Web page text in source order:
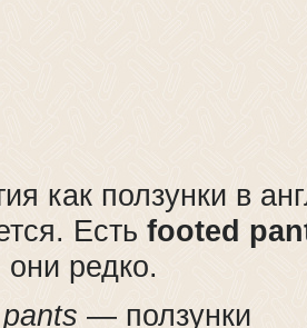
как ползунки в
Есть footed
они редко.
— ползунки